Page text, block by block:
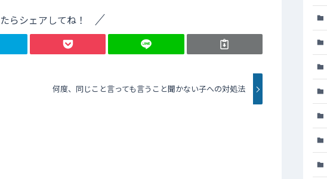
らシェアしてね！
何度、同じこと言っても言うこと聞かない子への対処法